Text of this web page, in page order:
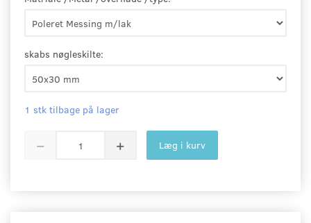
skabs nøgleskilte:
1 stk tilbage på lager
Læg i kurv